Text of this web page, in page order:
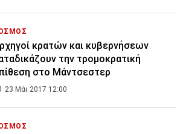
κρατών και κυβερνήσεων
την τρομοκρατική
στο Μάντσεστερ
23 Μάι 2017 12:00